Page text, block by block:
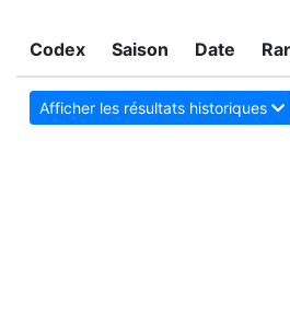
Codex Saison Date
Afficher les résultats historiques